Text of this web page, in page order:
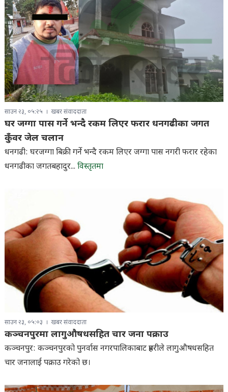
साउन २३, ०५:२५ खबर संवाददाता
घर जग्गा पास गर्ने भन्दै रकम लिएर फरार धनगढीका जगत
कुँवर जेल चलान
धनगढी: घरजग्गा बिक्री गर्ने भन्दै रकम लिएर जग्गा पास नगरी फरार रहेका
धनगढीका जगतबहादुर... विस्तृतमा
साउन २३, ०५:०३ खबर संवाददाता
कञ्चनपुरमा लागुऔषधसहित चार जना पक्राउ
कञ्चनपुर: कञ्चनपुरको पुनर्वास नगरपालिकाबाट प्रहरीले लागुऔषधसहित
चार जनालाई पक्राउ गरेको छ।